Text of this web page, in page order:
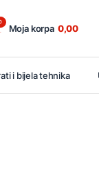
Moja korpa 0,00
i bijela tehnika